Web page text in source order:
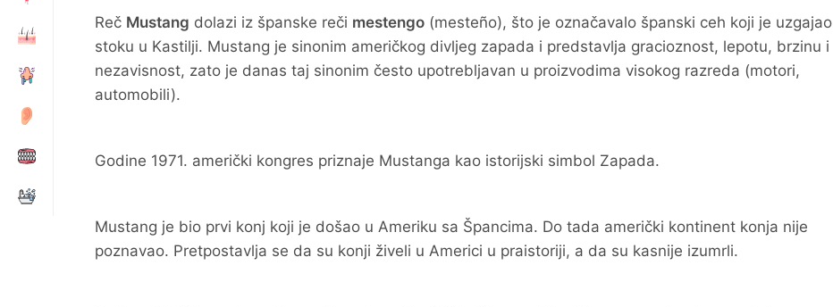
Reč Mustang dolazi iz španske reči mestengo (mesteño), što je označavalo španski ceh koji je uzgajao
stoku u Kastilji. Mustang je sinonim američkog divljeg zapada i predstavlja gracioznost, lepotu, brzinu i
nezavisnost, zato je danas taj sinonim često upotrebljavan u proizvodima visokog razreda (motori,
automobili).
Godine 1971. američki kongres priznaje Mustanga kao istorijski simbol Zapada.
Mustang je bio prvi konj koji je došao u Ameriku sa Špancima. Do tada američki kontinent konja nije
poznavao. Pretpostavlja se da su konji živeli u Americi u praistoriji, a da su kasnije izumrli.